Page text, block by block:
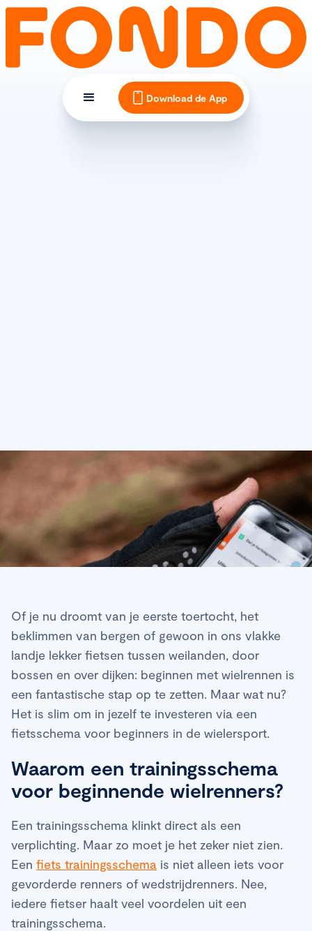
Download de App
Of je nu droomt van je eerste toertocht, het
beklimmen van bergen of gewoon in ons vlakke
landje lekker fietsen tussen weilanden, door
bossen en over dijken: beginnen met wielrennen is
een fantastische stap op te zetten. Maar wat nu?
Het is slim om in jezelf te investeren via een
fietsschema voor beginners in de wielersport.
Waarom een trainingsschema
voor beginnende wielrenners?
Een trainingsschema klinkt direct als een
verplichting. Maar zo moet je het zeker niet zien.
Een fiets trainingsschema is niet alleen iets voor
gevorderde renners of wedstrijdrenners. Nee,
iedere fietser haalt veel voordelen uit een
trainingsschema.